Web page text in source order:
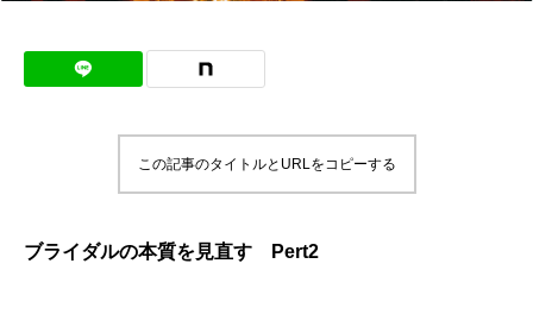
この記事のタイトルとURLをコピーする
ブライダルの本質を見直す Pert2